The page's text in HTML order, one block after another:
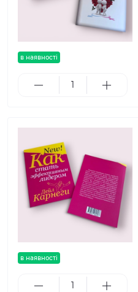
в наявності
в наявності